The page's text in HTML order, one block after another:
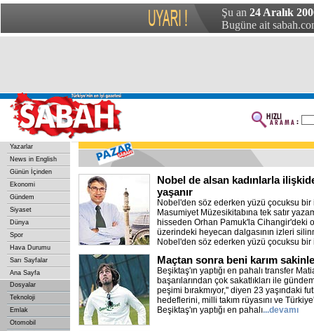
Şu an 24 Aralık
Bugüne ait
Yazarlar
News in English
Günün İçinden
Ekonomi
Gündem
Siyaset
Dünya
Spor
Hava Durumu
Sarı Sayfalar
Ana Sayfa
Dosyalar
Teknoloji
Emlak
Otomobil
Nobel de alsan kadınlarla
yaşanır
Nobel'den söz ederken yüzü çocuksu bir
Masumiyet Müzesikitabına tek satır
hisseden Orhan Pamuk'la Cihangir'deki
üzerindeki heyecan dalgasının izleri
Nobel'den söz ederken yüzü çocuksu bir
Maçtan sonra beni karım
Beşiktaş'ın yaptığı en pahalı transfer
başarılarından çok sakatlıkları ile
peşimi bırakmıyor," diyen 23 yaşındaki
hedeflerini, milli takım rüyasını ve
Beşiktaş'ın yaptığı en pahalı...devamı